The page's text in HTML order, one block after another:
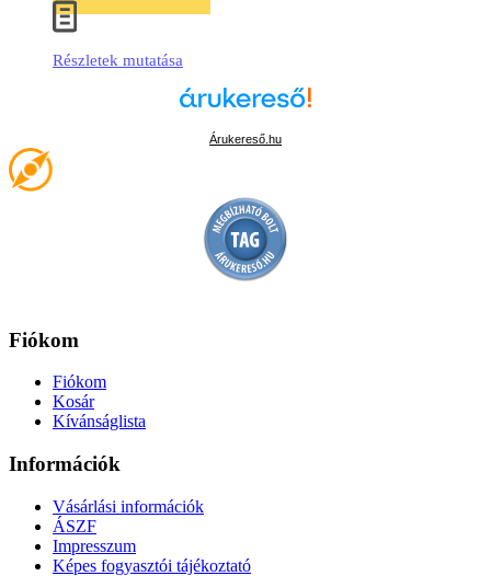
Részletek mutatása
Árukereső.hu
Fiókom
Fiókom
Kosár
Kívánságlista
Információk
Vásárlási információk
ÁSZF
Impresszum
Képes fogyasztói tájékoztató